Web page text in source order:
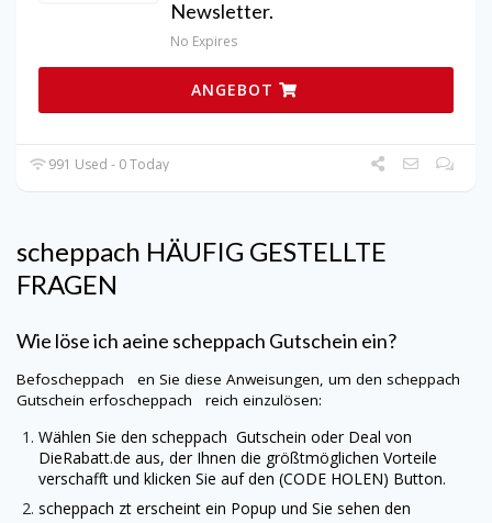
Newsletter.
No Expires
ANGEBOT
991 Used - 0 Today
scheppach HÄUFIG GESTELLTE
FRAGEN
Wie löse ich aeine scheppach Gutschein ein?
Befoscheppach en Sie diese Anweisungen, um den scheppach
Gutschein erfoscheppach reich einzulösen:
Wählen Sie den scheppach Gutschein oder Deal von
DieRabatt.de aus, der Ihnen die größtmöglichen Vorteile
verschafft und klicken Sie auf den (CODE HOLEN) Button.
scheppach zt erscheint ein Popup und Sie sehen den